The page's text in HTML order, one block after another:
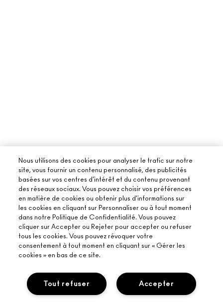
À PROPOS DE MAC
NOTRE HISTOIRE
NOS MAQUILLEURS
PROGRAMME DE RECYCLAGE
BEAUTÉ CONSCIENTE
RECRUTEMENT
ACHETER EN LIGNE
MON COMPTE
PROMOTIONS
CARTE CADEAU
BESOIN D’AIDE ?
SUIVRE MA COMMANDE
VOTRE BOUTIQUE MAC
Nous utilisons des cookies pour analyser le trafic sur notre
site, vous fournir un contenu personnalisé, des publicités
basées sur vos centres d'intérêt et du contenu provenant
des réseaux sociaux. Vous pouvez choisir vos préférences
en matière de cookies ou obtenir plus d'informations sur
les cookies en cliquant sur Personnaliser ou à tout moment
dans notre Politique de Confidentialité. Vous pouvez
cliquer sur Accepter ou Rejeter pour accepter ou refuser
tous les cookies. Vous pouvez révoquer votre
consentement à tout moment en cliquant sur « Gérer les
cookies » en bas de ce site.
Accepter
Tout refuser